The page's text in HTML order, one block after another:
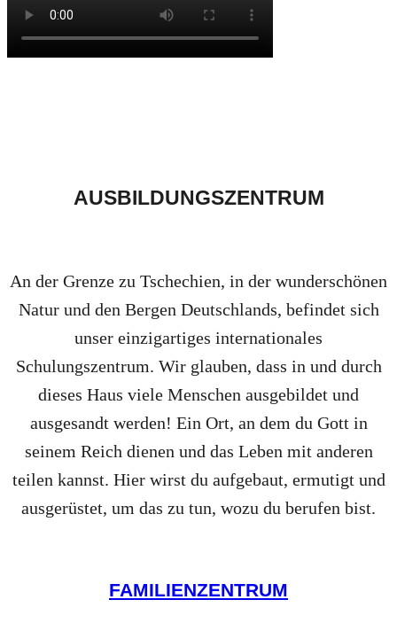
AUSBILDUNGSZENTRUM
An der Grenze zu Tschechien, in der wunderschönen
Natur und den Bergen Deutschlands, befindet sich
unser einzigartiges internationales
Schulungszentrum. Wir glauben, dass in und durch
dieses Haus viele Menschen ausgebildet und
ausgesandt werden! Ein Ort, an dem du Gott in
seinem Reich dienen und das Leben mit anderen
teilen kannst. Hier wirst du aufgebaut, ermutigt und
ausgerüstet, um das zu tun, wozu du berufen bist.
eine Vollzeitschule für neue Leiter organisieren. Wir
COMMUNITY
GEMEINDEGRÜNDUNG
VOLLZEITSCHULE
FAMILIENZENTRUM